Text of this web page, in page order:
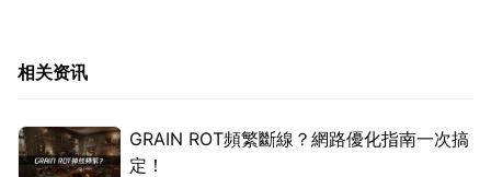
相关资讯
GRAIN ROT頻繁斷線？網路優化指南一次搞
定！